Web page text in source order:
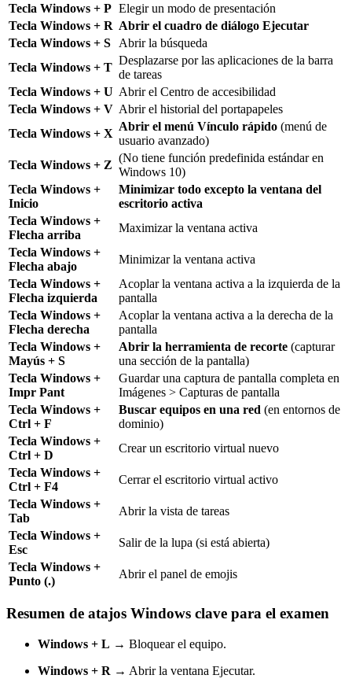
Tecla Windows + P Elegir un modo de presentación
Tecla Windows + R Abrir el cuadro de diálogo Ejecutar
Tecla Windows + S
Abrir la búsqueda
Tecla Windows + T
Desplazarse por las aplicaciones de la barra
de tareas
Tecla Windows + U Abrir el Centro de accesibilidad
Tecla Windows + V Abrir el historial del portapapeles
Tecla Windows + X
Abrir el menú Vínculo rápido (menú de
usuario avanzado)
Tecla Windows + Z
(No tiene función predefinida estándar en
Windows 10)
Tecla Windows +
Inicio
Minimizar todo excepto la ventana del
escritorio activa
Tecla Windows +
Flecha arriba
Maximizar la ventana activa
Tecla Windows +
Flecha abajo
Minimizar la ventana activa
Tecla Windows +
Flecha izquierda
Acoplar la ventana activa a la izquierda de la
pantalla
Tecla Windows +
Flecha derecha
Acoplar la ventana activa a la derecha de la
pantalla
Tecla Windows +
Mayús + S
Abrir la herramienta de recorte (capturar
una sección de la pantalla)
Tecla Windows +
Impr Pant
Guardar una captura de pantalla completa en
Imágenes > Capturas de pantalla
Tecla Windows +
Ctrl + F
Buscar equipos en una red (en entornos de
dominio)
Tecla Windows +
Ctrl + D
Crear un escritorio virtual nuevo
Tecla Windows +
Ctrl + F4
Cerrar el escritorio virtual activo
Tecla Windows +
Tab
Abrir la vista de tareas
Tecla Windows +
Esc
Salir de la lupa (si está abierta)
Tecla Windows +
Punto (.)
Abrir el panel de emojis
Resumen de atajos Windows clave para el examen
Windows + L → Bloquear el equipo.
Windows + R → Abrir la ventana Ejecutar.